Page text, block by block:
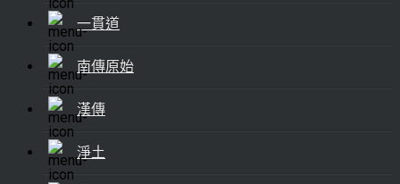
一貫道
南傳原始
漢傳
淨土